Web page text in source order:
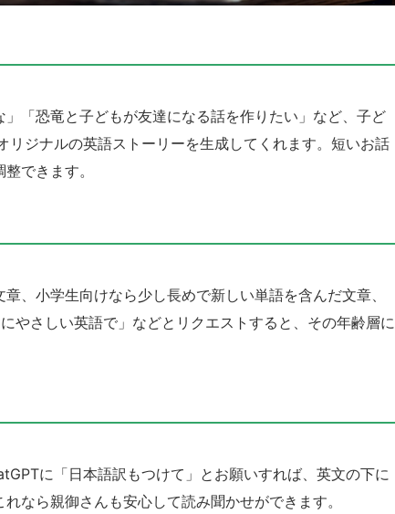
」「恐竜と子どもが友達になる話を作りたい」など、子ど
リジナルの英語ストーリーを生成してくれます。短いお話
できます。
、小学生向けなら少し長めで新しい単語を含んだ文章、
やさしい英語で」などとリクエストすると、その年齢層に
に「日本語訳もつけて」とお願いすれば、英文の下に
なら親御さんも安心して読み聞かせができます。